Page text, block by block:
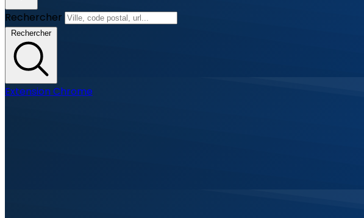
Rechercher
Rechercher
Extension Chrome